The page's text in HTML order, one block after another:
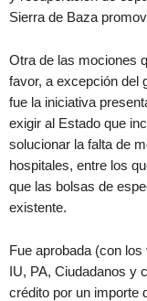
Sierra de Baza
Otra de las mociones
favor, a excepción del
fue la iniciativa
exigir al Estado que
solucionar la falta de
hospitales, entre los
que las bolsas de
existente.
Fue aprobada (con
IU, PA, Ciudadanos y
crédito por un importe